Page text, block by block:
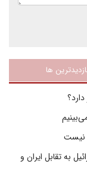
ها
نیست
به تقابل ایران و